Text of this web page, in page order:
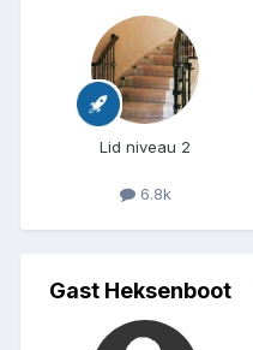
Lid niveau 2
6.8k
Gast Heksenboot